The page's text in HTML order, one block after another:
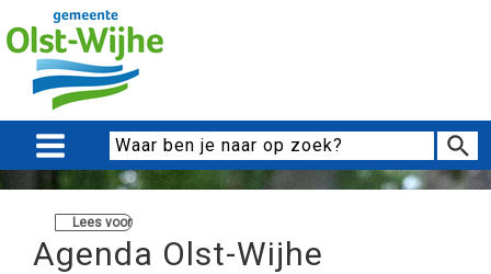
Lees voor
Agenda Olst-Wijhe